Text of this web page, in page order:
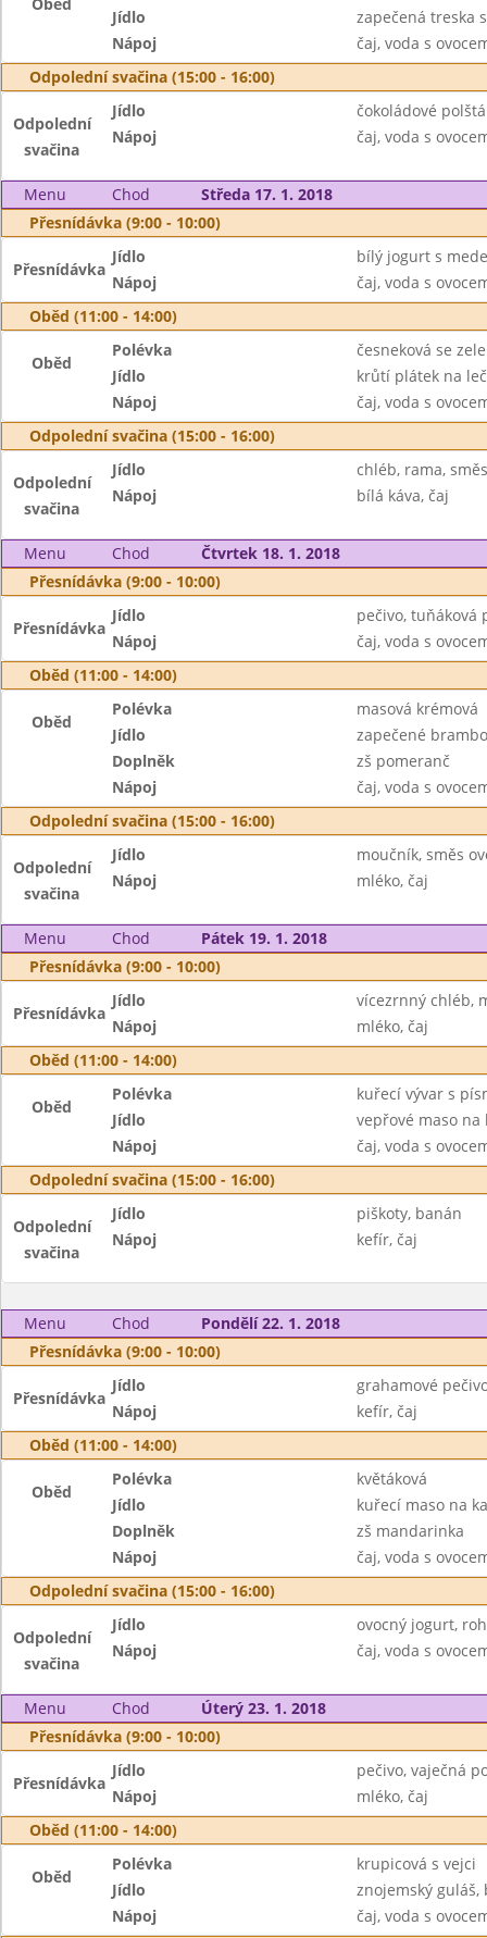
Jídlo
zapečená treska
Nápoj
čaj, voda s
Odpolední svačina (15:00 - 16:00)
Odpolední
svačina
Jídlo
čokoládové
Nápoj
čaj, voda s
Menu Chod
Středa 17. 1. 2018
Přesnídávka (9:00 - 10:00)
Přesnídávka
Jídlo
bílý jogurt s
Nápoj
čaj, voda s
Oběd (11:00 - 14:00)
Oběd
Polévka
česneková se
Jídlo
krůtí plátek na
Nápoj
čaj, voda s
Odpolední svačina (15:00 - 16:00)
Odpolední
svačina
Jídlo
chléb, rama,
Nápoj
bílá káva, čaj
Menu Chod
Čtvrtek 18. 1. 2018
Přesnídávka (9:00 - 10:00)
Přesnídávka
Jídlo
pečivo, tuňáková
Nápoj
čaj, voda s
Oběd (11:00 - 14:00)
Oběd
Polévka
masová krémová
Jídlo
zapečené
Doplněk
zš pomeranč
Nápoj
čaj, voda s
Odpolední svačina (15:00 - 16:00)
Odpolední
svačina
Jídlo
moučník, směs
Nápoj
mléko, čaj
Menu Chod
Pátek 19. 1. 2018
Přesnídávka (9:00 - 10:00)
Přesnídávka
Jídlo
vícezrnný chléb,
Nápoj
mléko, čaj
Oběd (11:00 - 14:00)
Oběd
Polévka
kuřecí vývar s
Jídlo
vepřové maso na
Nápoj
čaj, voda s
Odpolední svačina (15:00 - 16:00)
Odpolední
svačina
Jídlo
piškoty, banán
Nápoj
kefír, čaj
Menu Chod
Pondělí 22. 1. 2018
Přesnídávka (9:00 - 10:00)
Přesnídávka
Jídlo
grahamové
Nápoj
kefír, čaj
Oběd (11:00 - 14:00)
Oběd
Polévka
květáková
Jídlo
kuřecí maso na
Doplněk
zš mandarinka
Nápoj
čaj, voda s
Odpolední svačina (15:00 - 16:00)
Odpolední
svačina
Jídlo
ovocný jogurt,
Nápoj
čaj, voda s
Menu Chod
Úterý 23. 1. 2018
Přesnídávka (9:00 - 10:00)
Přesnídávka
Jídlo
pečivo, vaječná
Nápoj
mléko, čaj
Oběd (11:00 - 14:00)
Oběd
Polévka
krupicová s vejci
Jídlo
znojemský guláš,
Nápoj
čaj, voda s